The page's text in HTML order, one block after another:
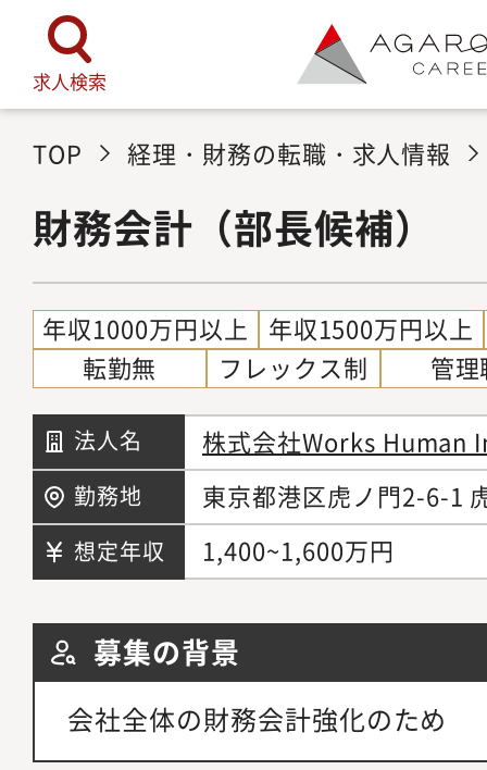
求人検索
TOP 経理・財務の転職・求人情報
財務会計（部長候補）
年収1000万円以上
年収1500万円以上
転勤無
フレックス制 管理
法人名 株式会社Works Human
勤務地 東京都港区虎ノ門2-6-1
想定年収 1,400~1,600万円
募集の背景
会社全体の財務会計強化のため